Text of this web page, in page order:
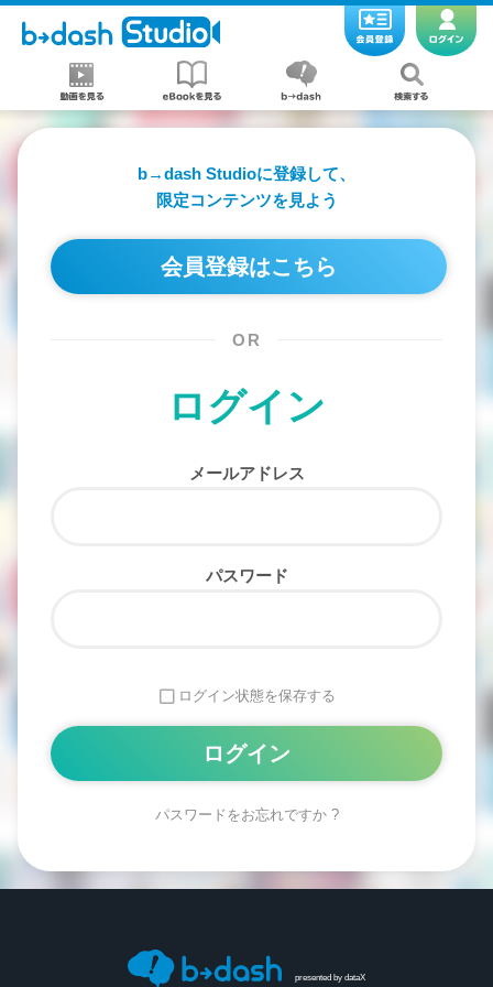
b→dash Studioに登録して、
限定コンテンツを見よう
会員登録はこちら
OR
ログイン
メールアドレス
パスワード
ログイン状態を保存する
パスワードをお忘れですか ?
presented by dataX